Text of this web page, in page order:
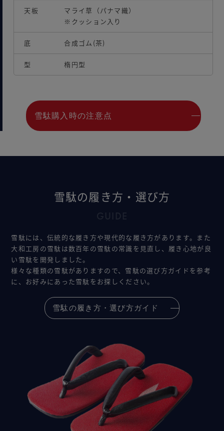
天板
マライ草（パナマ織）
※クッション入り
底 合成ゴム(茶)
型 楕円型
雪駄購入時の注意点
雪駄の履き方・選び方
雪駄には、伝統的な履き方や現代的な履き方があります。また
大和工房の雪駄は数百年の雪駄の常識を見直し、履き心地が良
い雪駄を開発しました。
様々な種類の雪駄がありますので、雪駄の選び方ガイドを参考
に、お好みにあった雪駄をお探しください。
雪駄の履き方・選び方ガイド